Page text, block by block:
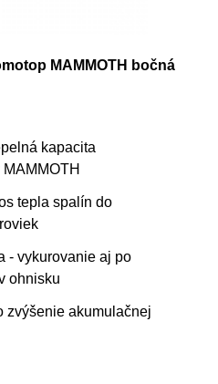
MAMMOTH bočná
kapacita
tepla spalín do
- vykurovanie aj po
ohnisku
zvýšenie akumulačnej